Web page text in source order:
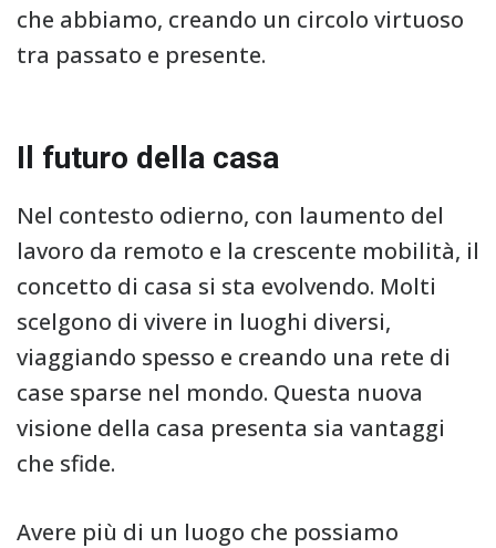
che abbiamo, creando un circolo virtuoso
tra passato e presente.
Il futuro della casa
Nel contesto odierno, con laumento del
lavoro da remoto e la crescente mobilità, il
concetto di casa si sta evolvendo. Molti
scelgono di vivere in luoghi diversi,
viaggiando spesso e creando una rete di
case sparse nel mondo. Questa nuova
visione della casa presenta sia vantaggi
che sfide.
Avere più di un luogo che possiamo